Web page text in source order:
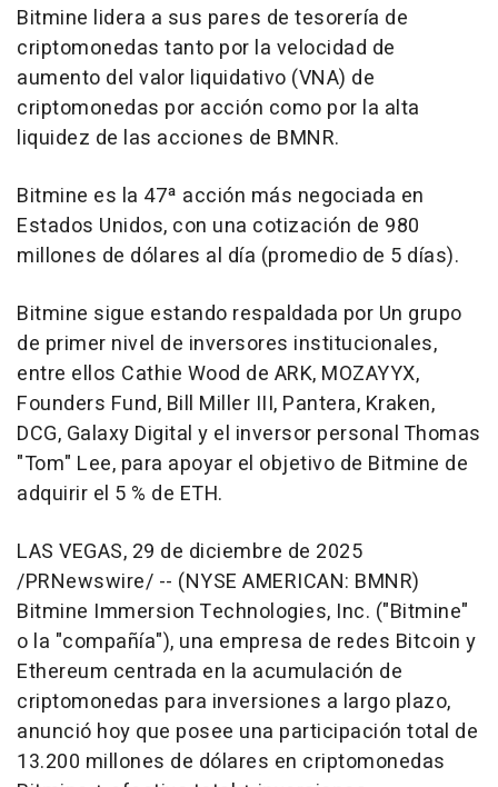
Bitmine lidera a sus pares de tesorería de
criptomonedas tanto por la velocidad de
aumento del valor liquidativo (VNA) de
criptomonedas por acción como por la alta
liquidez de las acciones de BMNR.
Bitmine es la 47ª acción más negociada en
Estados Unidos, con una cotización de 980
millones de dólares al día (promedio de 5 días).
Bitmine sigue estando respaldada por Un grupo
de primer nivel de inversores institucionales,
entre ellos Cathie Wood de ARK, MOZAYYX,
Founders Fund, Bill Miller III, Pantera, Kraken,
DCG, Galaxy Digital y el inversor personal Thomas
"Tom" Lee, para apoyar el objetivo de Bitmine de
adquirir el 5 % de ETH.
LAS VEGAS, 29 de diciembre de 2025
/PRNewswire/ -- (NYSE AMERICAN: BMNR)
Bitmine Immersion Technologies, Inc. ("Bitmine"
o la "compañía"), una empresa de redes Bitcoin y
Ethereum centrada en la acumulación de
criptomonedas para inversiones a largo plazo,
anunció hoy que posee una participación total de
13.200 millones de dólares en criptomonedas